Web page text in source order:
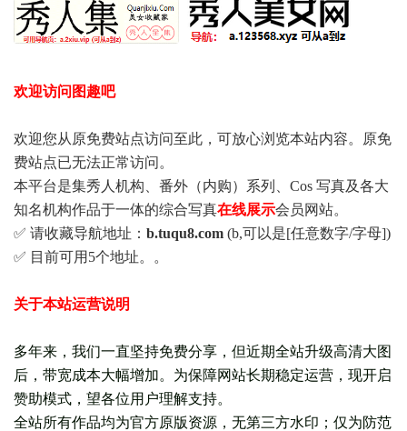
欢迎访问图趣吧
欢迎您从原免费站点访问至此，可放心浏览本站内容。原免
费站点已无法正常访问。
本平台是集秀人机构、番外（内购）系列、Cos 写真及各大
知名机构作品于一体的综合写真在线展示会员网站。
✅ 请收藏导航地址： b.tuqu8.com (b,可以是[任意数字/字母])
✅ 目前可用5个地址。。
关于本站运营说明
多年来，我们一直坚持免费分享，但近期全站升级高清大图
后，带宽成本大幅增加。为保障网站长期稳定运营，现开启
赞助模式，望各位用户理解支持。
全站所有作品均为官方原版资源，无第三方水印；仅为防范